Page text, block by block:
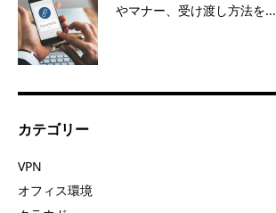
やマナー、受け渡し方法を...
カテゴリー
VPN
オフィス環境